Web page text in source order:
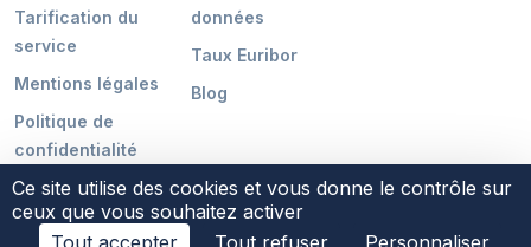
Tarification du
service
Mentions légales
Politique de
confidentialité
données
Taux Euribor
Blog
Ce site utilise des cookies et vous donne le contrôle sur
ceux que vous souhaitez activer
Tout accepter
Tout refuser Personnaliser